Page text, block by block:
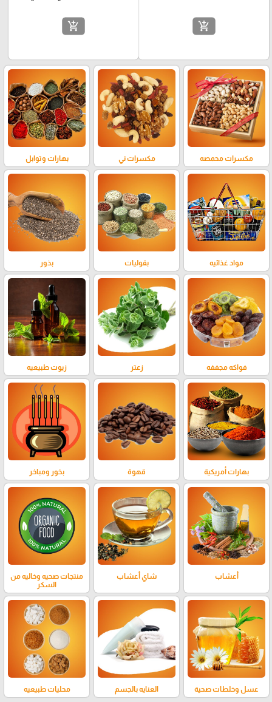
add_shopping_cart
add_shopping_cart
مكسرات محمصه مكسرات ني بهارات وتوابل
مواد غذائيه بقوليات بذور
فواكه مجففه زعتر زيوت طبيعيه
بهارات أمريكية قهوة بخور ومباخر
أعشاب شاي أعشاب
منتجات صحيه وخاليه من
السكر
عسل وخلطات صحية العنايه بالجسم محليات طبيعيه